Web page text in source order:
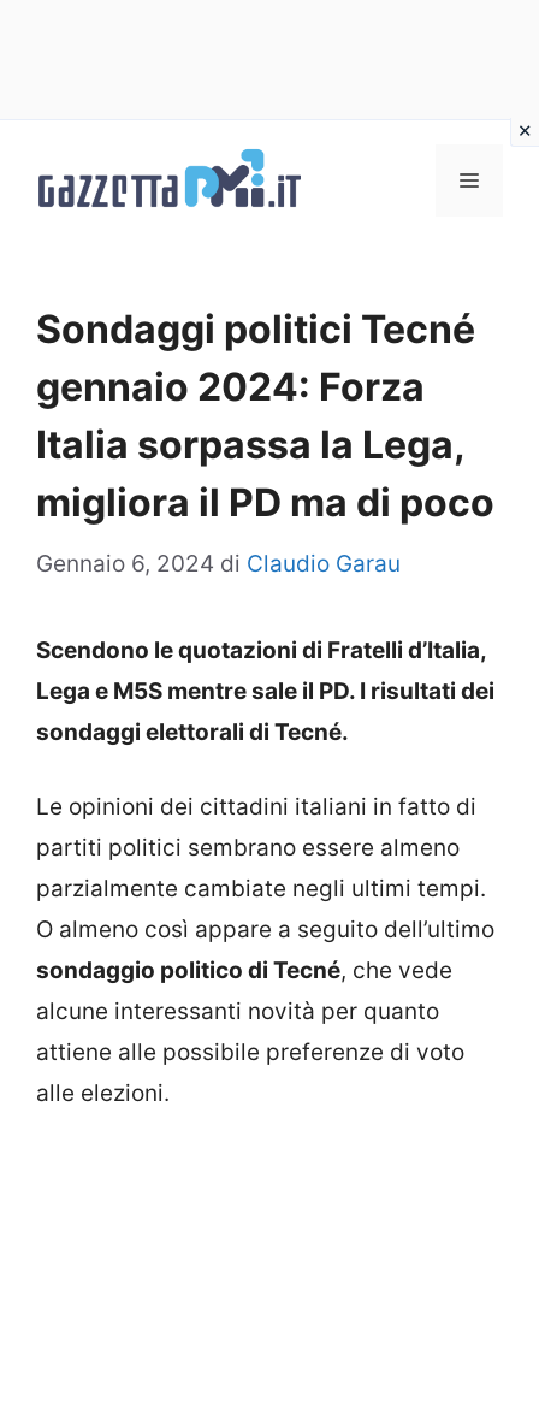
Menu
Sondaggi politici Tecné
gennaio 2024: Forza
Italia sorpassa la Lega,
migliora il PD ma di poco
Gennaio 6, 2024 di Claudio Garau
Scendono le quotazioni di Fratelli d’Italia,
Lega e M5S mentre sale il PD. I risultati dei
sondaggi elettorali di Tecné.
Le opinioni dei cittadini italiani in fatto di
partiti politici sembrano essere almeno
parzialmente cambiate negli ultimi tempi.
O almeno così appare a seguito dell’ultimo
sondaggio politico di Tecné, che vede
alcune interessanti novità per quanto
attiene alle possibile preferenze di voto
alle elezioni.